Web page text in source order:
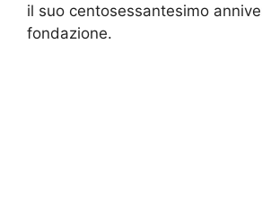
il suo centosessantesimo
fondazione.